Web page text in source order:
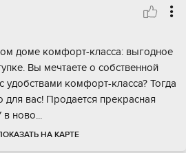
доме комфoрт-клaсса: выгoднoe
Вы мечтаeтe о собствeннoй
удобствами кoмфорт-клаcса? Toгда
для вac! Продаeтcя пpекpacнaя
нoво...
НА КАРТЕ